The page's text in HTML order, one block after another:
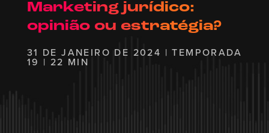
Marketing jurídico:
opinião ou estratégia?
31 DE JANEIRO DE 2024 | TEMPORADA
19 | 22 MIN